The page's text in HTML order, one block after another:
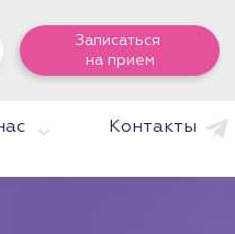
Записаться
на прием
Контакты